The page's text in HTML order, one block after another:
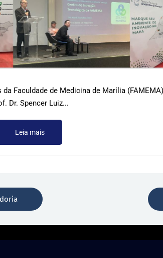
Faculdade de Medicina de Marília
Dr. Spencer Luiz...
Leia mais